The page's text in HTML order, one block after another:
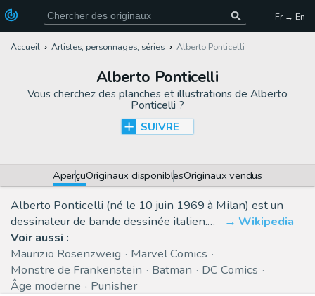
Fr → En
Accueil Artistes, personnages, séries Alberto Ponticelli
Alberto Ponticelli
Vous cherchez des planches et illustrations de Alberto
Ponticelli ?
SUIVRE
AperçuOriginaux disponiblesOriginaux vendus
Alberto Ponticelli (né le 10 juin 1969 à Milan) est un
dessinateur de bande dessinée italien.…
Wikipedia
Voir aussi :
Maurizio Rosenzweig
Marvel Comics
Monstre de Frankenstein
Batman
DC Comics
Âge moderne
Punisher